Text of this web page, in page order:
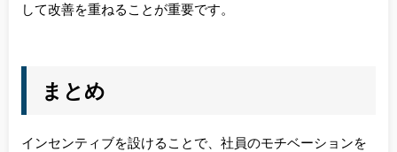
して改善を重ねることが重要です。
まとめ
インセンティブを設けることで、社員のモチベーションを